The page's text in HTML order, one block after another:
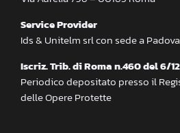
Service Provider
Ids & Unitelm srl con sede a Padova
Iscriz. Trib. di Roma n.460 del 6/
Periodico depositato presso il
delle Opere Protette